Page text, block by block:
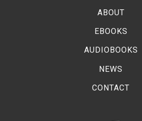
ABOUT
EBOOKS
AUDIOBOOKS
NEWS
CONTACT